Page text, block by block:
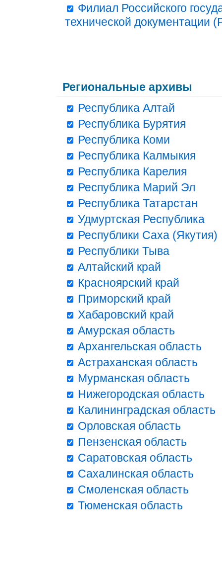
Филиал Российского
технической документации
Региональные архивы
Республика Алтай
Республика Бурятия
Республика Коми
Республика Калмыкия
Республика Карелия
Республика Марий Эл
Республика Татарстан
Удмуртская Республика
Республики Саха (Якутия)
Республики Тыва
Алтайский край
Красноярский край
Приморский край
Хабаровский край
Амурская область
Архангельская область
Астраханская область
Мурманская область
Нижегородская область
Калининградская область
Орловская область
Пензенская область
Саратовская область
Сахалинская область
Смоленская область
Тюменская область